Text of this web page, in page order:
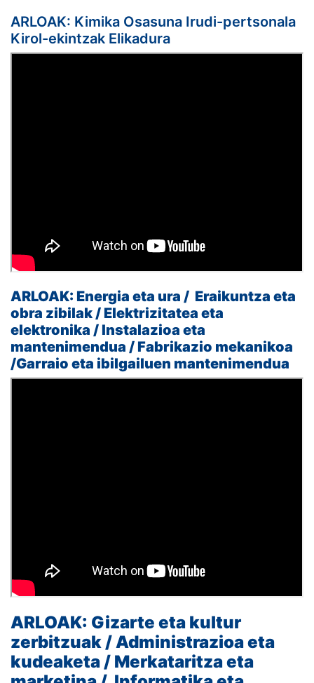
ARLOAK: Kimika Osasuna Irudi-pertsonala
Kirol-ekintzak Elikadura
ARLOAK: Energia eta ura / Eraikuntza eta
obra zibilak / Elektrizitatea eta
elektronika / Instalazioa eta
mantenimendua / Fabrikazio mekanikoa
/Garraio eta ibilgailuen mantenimendua
ARLOAK: Gizarte eta kultur
zerbitzuak /Administrazioa eta
kudeaketa / Merkataritza eta